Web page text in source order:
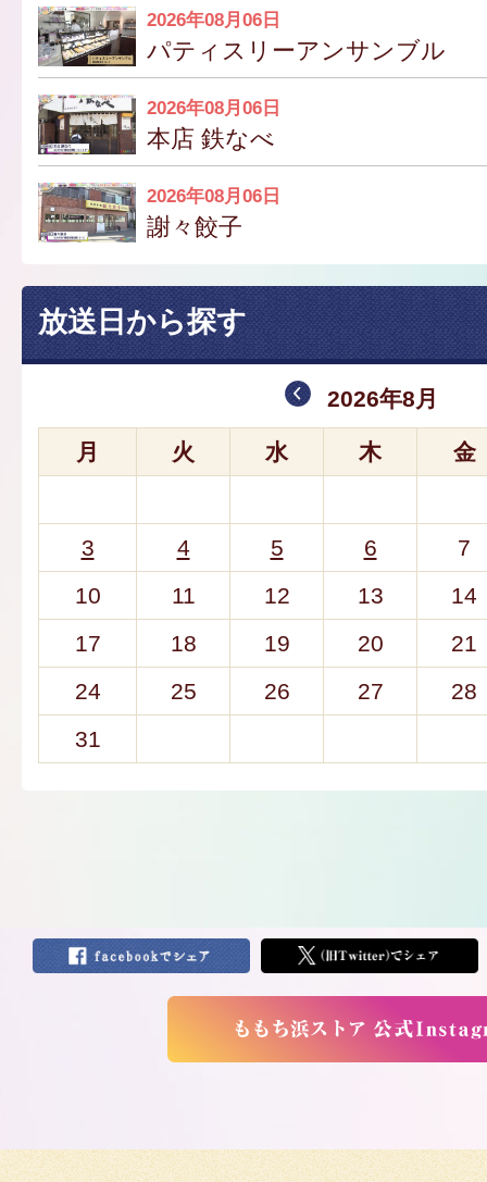
2026年08月06日
パティスリーアンサンブル
2026年08月06日
本店 鉄なべ
2026年08月06日
謝々餃子
放送日から探す
2026年8月
月 火 水 木 金
3 4 5 6
7
10
11 12 13
14
17
18 19 20
21
24
25 26 27
28
31